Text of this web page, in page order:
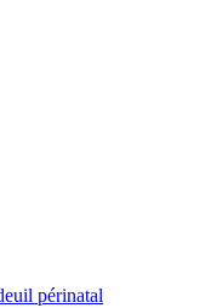
périnatal